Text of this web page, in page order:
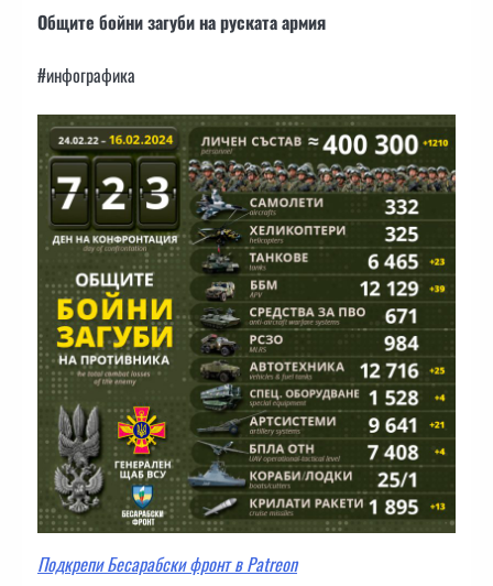
Общите бойни загуби на руската армия
#инфографика
Подкрепи Бесарабски фронт в Patreon